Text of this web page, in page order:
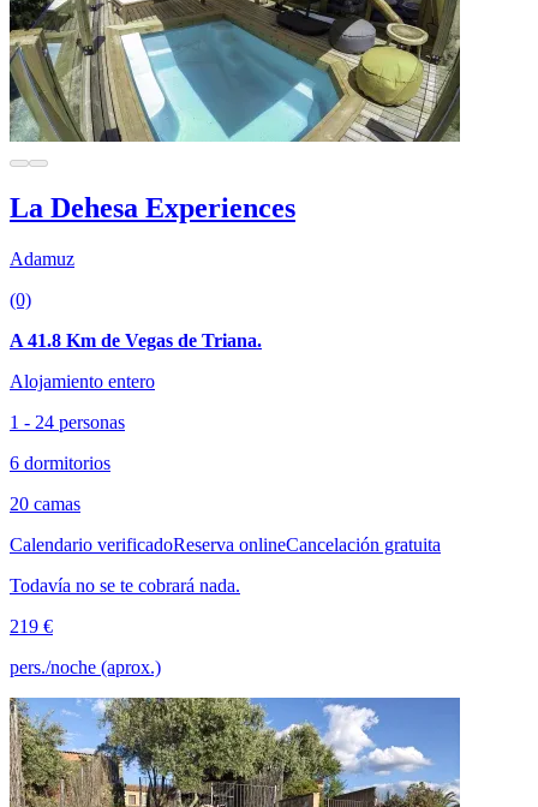
La Dehesa Experiences
Adamuz
(0)
A 41.8 Km de Vegas de Triana.
Alojamiento entero
1 - 24 personas
6 dormitorios
20 camas
Calendario verificadoReserva onlineCancelación gratuita
Todavía no se te cobrará nada.
219 €
pers./noche (aprox.)